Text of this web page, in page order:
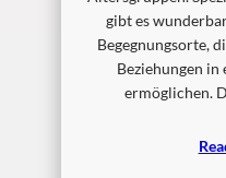
gibt es
Begegnungsorte,
Beziehungen
ermöglichen.